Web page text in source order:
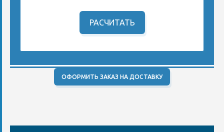
РАСЧИТАТЬ
ОФОРМИТЬ ЗАКАЗ НА ДОСТАВКУ